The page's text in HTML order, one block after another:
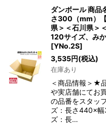
ダンボール 商
さ300（mm）
県＞＜石川県＞
120サイズ、み
[YNo.2S]
3,535円(税込)
在庫あり
＜商品情報＞★
や実店舗にてお
の品番をスタッ
ズ：長さ440×
ズ：長…